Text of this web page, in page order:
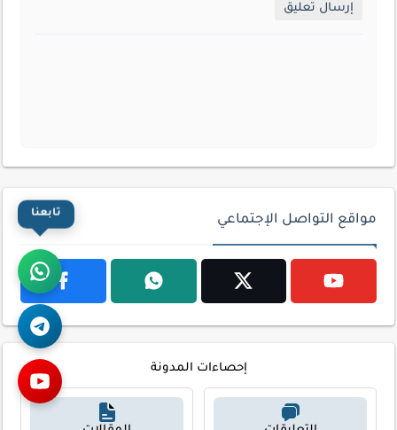
إرسال تعليق
مواقع التواصل الإجتماعي
إحصاءات المدونة
تابعنا